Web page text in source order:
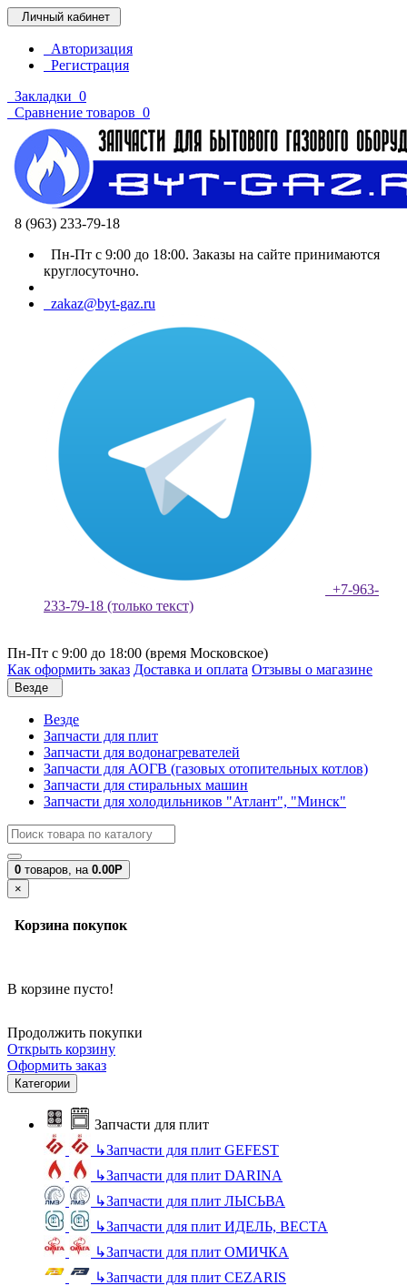
Личный кабинет
Авторизация
Регистрация
Закладки 0
Сравнение товаров 0
8 (963) 233-79-18
Пн-Пт с 9:00 до 18:00. Заказы на сайте принимаются
круглосуточно.
zakaz@byt-gaz.ru
+7-963-
233-79-18 (только текст)
Пн-Пт с 9:00 до 18:00 (время Московское)
Как оформить заказ Доставка и оплата Отзывы о магазине
Везде
Везде
Запчасти для плит
Запчасти для водонагревателей
Запчасти для АОГВ (газовых отопительных котлов)
Запчасти для стиральных машин
Запчасти для холодильников "Атлант", "Минск"
0 товаров, на 0.00Р
×
Корзина покупок
В корзине пусто!
Продолжить покупки
Открыть корзину
Оформить заказ
Категории
Запчасти для плит
↳Запчасти для плит GEFEST
↳Запчасти для плит DARINA
↳Запчасти для плит ЛЫСЬВА
↳Запчасти для плит ИДЕЛЬ, ВЕСТА
↳Запчасти для плит ОМИЧКА
↳Запчасти для плит CEZARIS